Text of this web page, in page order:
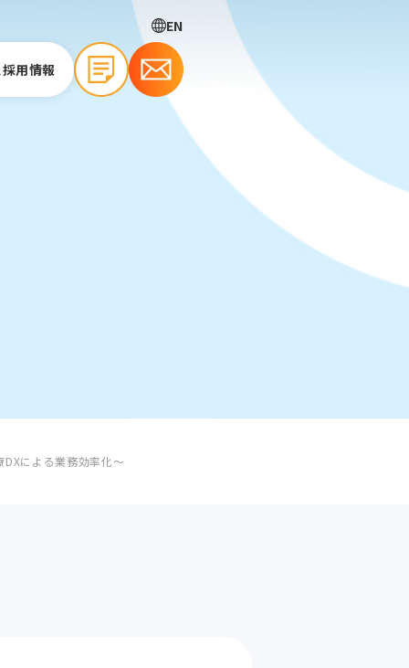
EN
採用情報
による業務効率化～